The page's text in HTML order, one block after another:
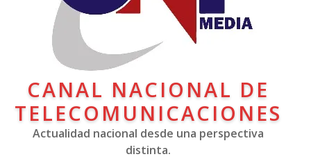
CANAL NACIONAL DE
TELECOMUNICACIONES
Actualidad nacional desde una perspectiva
distinta.